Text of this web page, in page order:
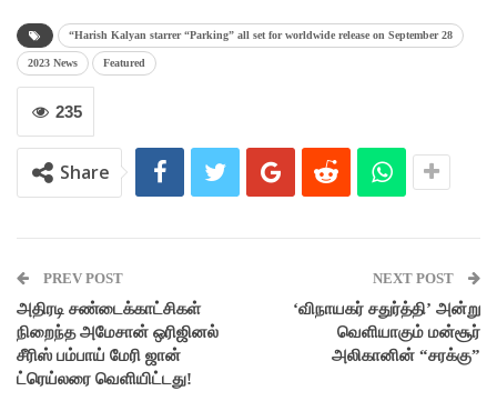
“Harish Kalyan starrer “Parking” all set for worldwide release on September 28
2023 News Featured
235
Share
PREV POST
அதிரடி சண்டைக்காட்சிகள்
நிறைந்த அமேசான் ஒரிஜினல்
சீரிஸ் பம்பாய் மேரி ஜான்
ட்ரெய்லரை வெளியிட்டது!
NEXT POST
‘விநாயகர் சதுர்த்தி’ அன்று
வெளியாகும் மன்சூர்
அலிகானின் “சரக்கு”